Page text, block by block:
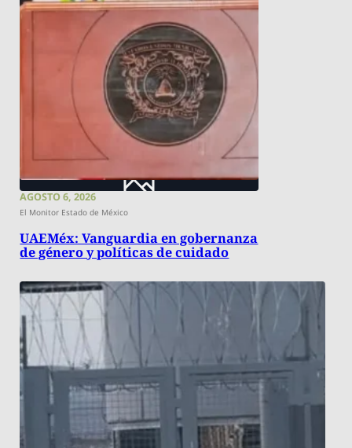
AGOSTO 6, 2026
El Monitor Estado de México
UAEMéx: Vanguardia en gobernanza
de género y políticas de cuidado